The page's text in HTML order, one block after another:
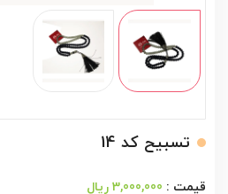
تسبیح کد 14
3,000,000 ریال